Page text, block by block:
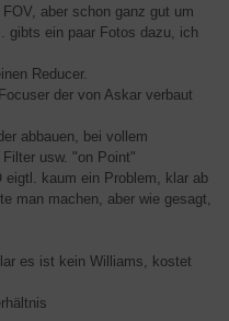
aber schon ganz gut um
gibts ein paar Fotos dazu, ich
Reducer.
der von Askar verbaut
abbauen, bei vollem
usw. "on Point"
eigtl. kaum ein Problem, klar ab
man machen, aber wie gesagt,
es ist kein Williams, kostet